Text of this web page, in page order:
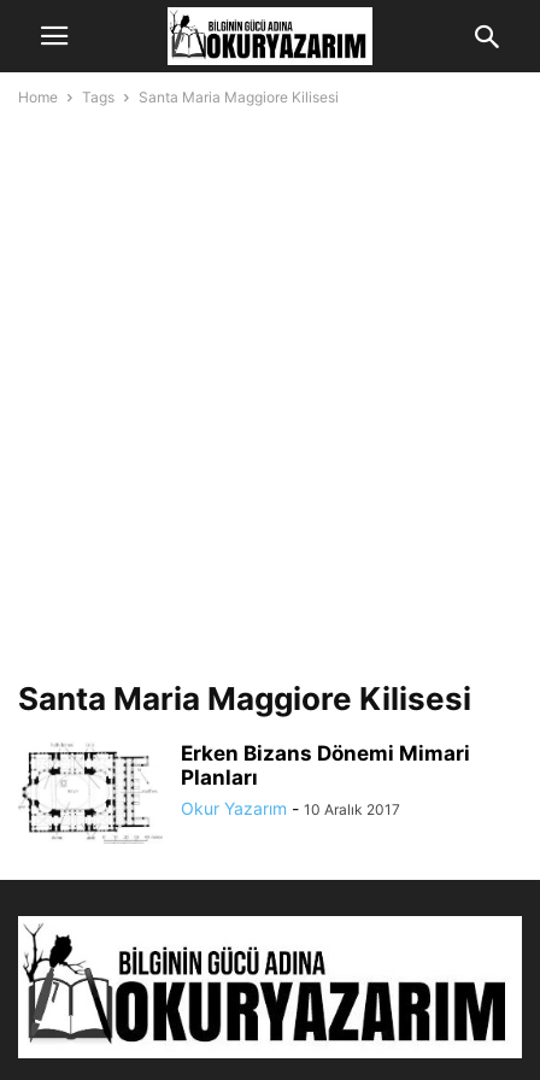
Home Tags Santa Maria Maggiore Kilisesi
Santa Maria Maggiore Kilisesi
Erken Bizans Dönemi Mimari
Planları
Okur Yazarım - 10 Aralık 2017